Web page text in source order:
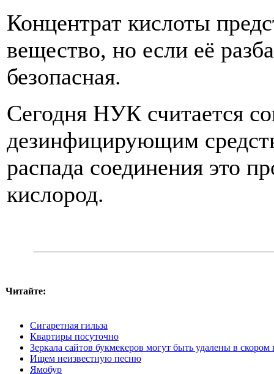
Концентрат кислоты
вещество, но если её
безопасная.
Сегодня НУК считается
дезинфицирующим
распада соединения это
кислород.
Читайте:
Сигаретная гильза
Квартиры посуточно
Зеркала сайтов букмекеров могут быть удалены в скором
Ищем неизвестную песню
Ямобур